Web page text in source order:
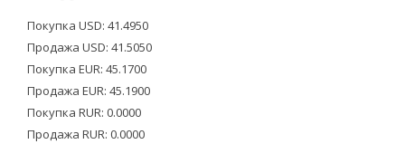
t
e
r
b
o
o
k
u
b
e
Покупка USD: 41.4950
Продажа USD: 41.5050
Покупка EUR: 45.1700
Продажа EUR: 45.1900
Покупка RUR: 0.0000
Продажа RUR: 0.0000